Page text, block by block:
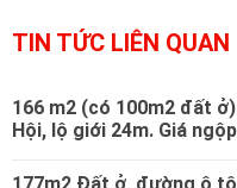
TIN TỨC LIÊN QUAN
166 m2 (có 100m2 đất
Hội, lộ giới 24m. Giá